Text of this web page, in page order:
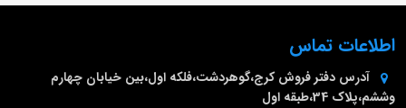
اطلاعات تماس
آدرس دفتر فروش کرج،گوهردشت،فلکه اول،بین خیابان چهارم
وششم،پلاک 34،طبقه اول